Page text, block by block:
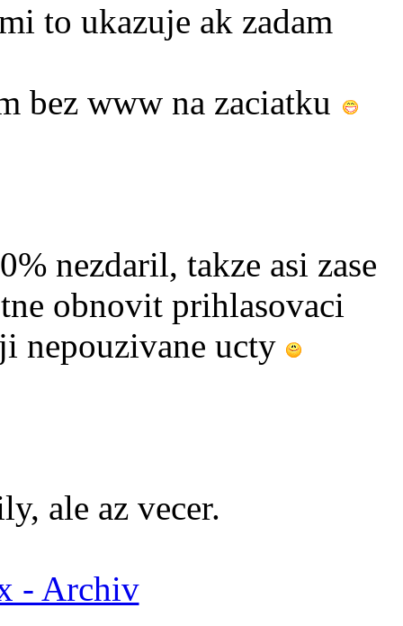
to ukazuje ak zadam
bez www na zaciatku
nezdaril, takze asi zase
obnovit prihlasovaci
nepouzivane ucty
ale az vecer.
- Archiv